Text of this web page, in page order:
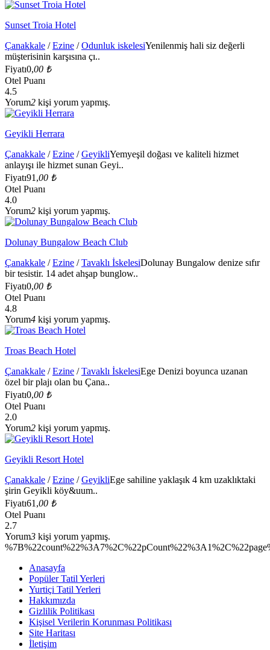
Sunset Troia Hotel
Çanakkale /Ezine /Odunluk iskelesiYenilenmiş hali siz değerli
müşterisinin karşısına çı..
Fiyatı0,00 ₺
Otel Puanı
4.5
Yorum2 kişi yorum yapmış.
Geyikli Herrara
Çanakkale /Ezine /GeyikliYemyeşil doğası ve kaliteli hizmet
anlayışı ile hizmet sunan Geyi..
Fiyatı91,00 ₺
Otel Puanı
4.0
Yorum2 kişi yorum yapmış.
Dolunay Bungalow Beach Club
Çanakkale /Ezine /Tavaklı İskelesiDolunay Bungalow denize sıfır
bir tesistir. 14 adet ahşap bunglow..
Fiyatı0,00 ₺
Otel Puanı
4.8
Yorum4 kişi yorum yapmış.
Troas Beach Hotel
Çanakkale /Ezine /Tavaklı İskelesiEge Denizi boyunca uzanan
özel bir plajı olan bu Çana..
Fiyatı0,00 ₺
Otel Puanı
2.0
Yorum2 kişi yorum yapmış.
Geyikli Resort Hotel
Çanakkale /Ezine /GeyikliEge sahiline yaklaşık 4 km uzaklıktaki
şirin Geyikli köy&uum..
Fiyatı61,00 ₺
Otel Puanı
2.7
Yorum3 kişi yorum yapmış.
Anasayfa
Popüler Tatil Yerleri
Yurtiçi Tatil Yerleri
Hakkımızda
Gizlilik Politikası
Kişisel Verilerin Korunması Politikası
Site Haritası
İletişim